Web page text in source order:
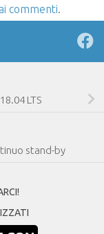
commenti.
LTS
stand-by